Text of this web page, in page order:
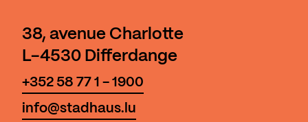
38, avenue Charlotte
L-4530 Differdange
+352 58 77 1 - 1900
info@stadhaus.lu